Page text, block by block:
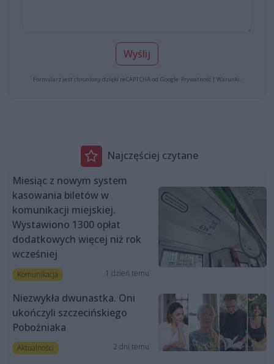
Wyślij
Formularz jest chroniony dzięki reCAPTCHA od Google: Prywatność | Warunki
Najczęściej czytane
Miesiąc z nowym system
kasowania biletów w
komunikacji miejskiej.
Wystawiono 1300 opłat
dodatkowych więcej niż rok
wcześniej
Komunikacja 1 dzień temu
Niezwykła dwunastka. Oni
ukończyli szczecińskiego
Pobożniaka
Aktualności 2 dni temu